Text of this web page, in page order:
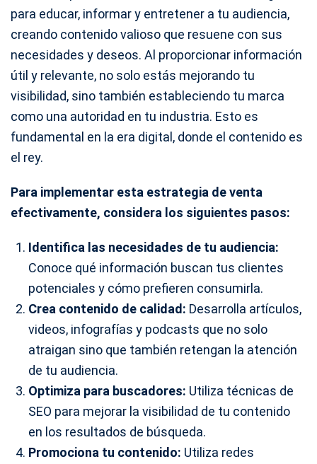
para educar, informar y entretener a tu audiencia,
creando contenido valioso que resuene con sus
necesidades y deseos. Al proporcionar información
útil y relevante, no solo estás mejorando tu
visibilidad, sino también estableciendo tu marca
como una autoridad en tu industria. Esto es
fundamental en la era digital, donde el contenido es
el rey.
Para implementar esta estrategia de venta
efectivamente, considera los siguientes pasos:
Identifica las necesidades de tu audiencia:
Conoce qué información buscan tus clientes
potenciales y cómo prefieren consumirla.
Crea contenido de calidad: Desarrolla artículos,
videos, infografías y podcasts que no solo
atraigan sino que también retengan la atención
de tu audiencia.
Optimiza para buscadores: Utiliza técnicas de
SEO para mejorar la visibilidad de tu contenido
en los resultados de búsqueda.
Promociona tu contenido: Utiliza redes